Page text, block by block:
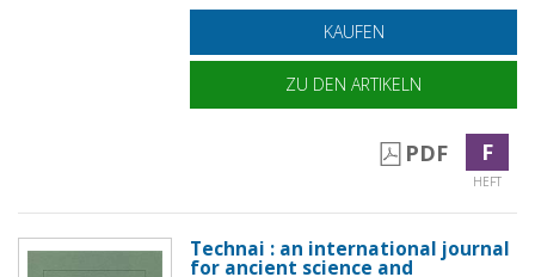
KAUFEN
ZU DEN ARTIKELN
PDF F
HEFT
Technai : an international journal
for ancient science and